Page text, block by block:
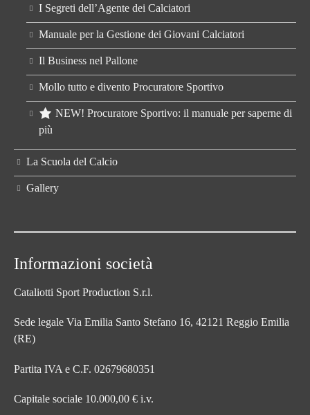
I Segreti dell’Agente dei Calciatori
Manuale per la Gestione dei Giovani Calciatori
Il Business nel Pallone
Mollo tutto e divento Procuratore Sportivo
NEW! Procuratore Sportivo: il manuale per saperne di
più
La Scuola del Calcio
Gallery
Informazioni società
Cataliotti Sport Production S.r.l.
Sede legale Via Emilia Santo Stefano 16, 42121 Reggio Emilia
(RE)
Partita IVA e C.F. 02679680351
Capitale sociale 10.000,00 € i.v.